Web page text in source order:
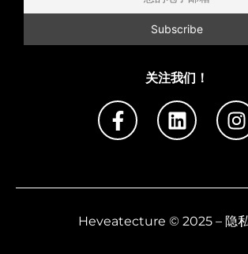
关注我们！
Heveatecture © 2025 – 隐